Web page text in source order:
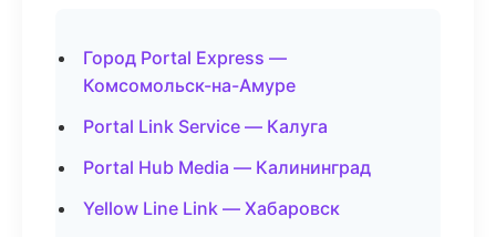
Город Portal Express —
Комсомольск-на-Амуре
Portal Link Service — Калуга
Portal Hub Media — Калининград
Yellow Line Link — Хабаровск